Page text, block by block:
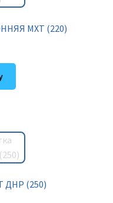
МХТ (220)
ДНР (250)